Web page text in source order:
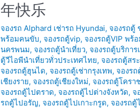
年快乐
จองรถ Alphard เช่ารถ Hyundai, จองรถตู้
พร้อมคนขับ, จองรถตู้vip, จองรถตู้VIP พร้
นครพนม, จองรถตู้นำเที่ยว, จองรถตู้บริการ
ตู้วีไอพีนำเที่ยวทั่วประเทศไทย, จองรถตู้สร
จองรถตู้ฮุนได, จองรถตู้เช่ากรุงเทพ, จองร
เชียงราย, จองรถตู้เชียงใหม่, จองรถตู้โครา
จองรถตู้ไปตราด, จองรถตู้ไปต่างจังหวัด, จ
รถตู้ไปอรัญ, จองรถตู้ไปเกาะกรูด, จองรถตู้